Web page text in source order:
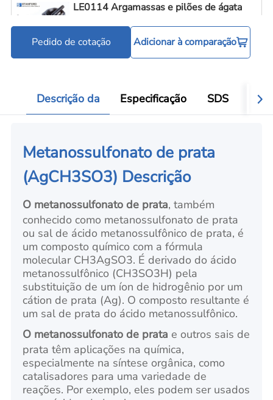
LE0114 Argamassas e pilões de ágata
Pedido de cotação Adicionar à comparação
Descrição da Especificação SDS
Metanossulfonato de prata
(AgCH3SO3) Descrição
O metanossulfonato de prata, também
conhecido como metanossulfonato de prata
ou sal de ácido metanossulfônico de prata, é
um composto químico com a fórmula
molecular CH3AgSO3. É derivado do ácido
metanossulfônico (CH3SO3H) pela
substituição de um íon de hidrogênio por um
cátion de prata (Ag). O composto resultante é
um sal de prata do ácido metanossulfônico.
O metanossulfonato de prata e outros sais de
prata têm aplicações na química,
especialmente na síntese orgânica, como
catalisadores para uma variedade de
reações. Por exemplo, eles podem ser usados